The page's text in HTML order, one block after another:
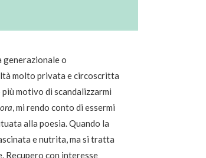
o
molto privata e circoscritta
più motivo di scandalizzarmi
, mi rendo conto di essermi
alla poesia. Quando la
e nutrita, ma si tratta
Recupero con interesse